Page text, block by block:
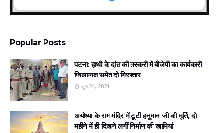
Popular Posts
पटना: हाथी के दांत की तस्करी में बीजेपी का कार्यकारी
जिलाध्यक्ष समेत दो गिरफ्तार
जून 24, 2021
अयोध्‍या के राम मंदिर में टूटी हनुमान जी की मूर्ति, दो
महीने में ही दिखने लगीं निर्माण की खामियां